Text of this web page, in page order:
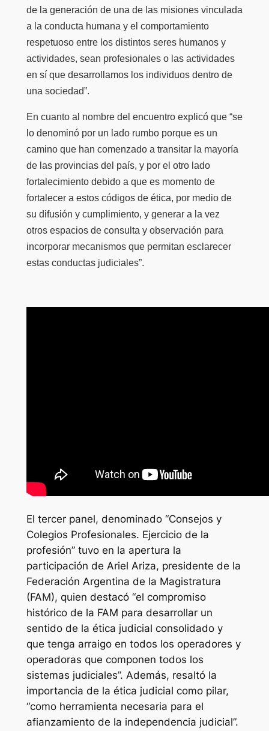
de la generación de una de las misiones vinculada
a la conducta humana y el comportamiento
respetuoso entre los distintos seres humanos y
actividades, sean profesionales o las actividades
en sí que desarrollamos los individuos dentro de
una sociedad”.
En cuanto al nombre del encuentro explicó que “se
lo denominó por un lado rumbo porque es un
camino que han comenzado a transitar la mayoría
de las provincias del país, y por el otro lado
fortalecimiento debido a que es momento de
fortalecer a estos códigos de ética, por medio de
su difusión y cumplimiento, y generar a la vez
otros espacios de consulta y observación para
incorporar mecanismos que permitan esclarecer
estas conductas judiciales”.
El tercer panel, denominado “Consejos y
Colegios Profesionales. Ejercicio de la
profesión” tuvo en la apertura la
participación de Ariel Ariza, presidente de la
Federación Argentina de la Magistratura
(FAM), quien destacó “el compromiso
histórico de la FAM para desarrollar un
sentido de la ética judicial consolidado y
que tenga arraigo en todos los operadores y
operadoras que componen todos los
sistemas judiciales”. Además, resaltó la
importancia de la ética judicial como pilar,
“como herramienta necesaria para el
afianzamiento de la independencia judicial”.